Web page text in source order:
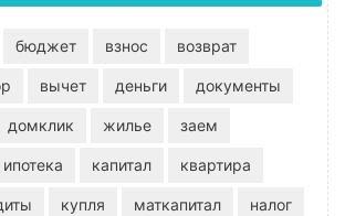
бюджет взнос возврат
вычет деньги документы
домклик жилье заем
ипотека капитал квартира
купля маткапитал налог